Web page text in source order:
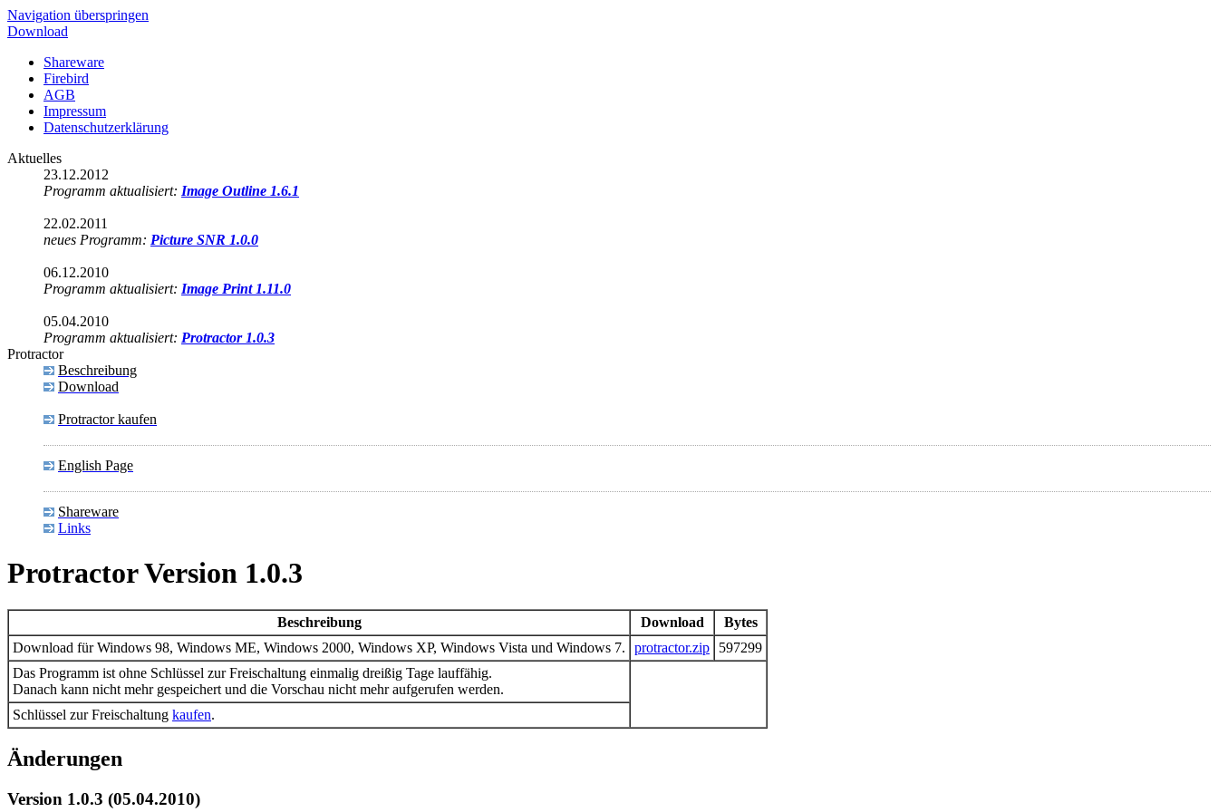
Navigation überspringen
Download
Shareware
Firebird
AGB
Impressum
Datenschutzerklärung
Aktuelles
23.12.2012
Programm aktualisiert: Image Outline 1.6.1
22.02.2011
neues Programm: Picture SNR 1.0.0
06.12.2010
Programm aktualisiert: Image Print 1.11.0
05.04.2010
Programm aktualisiert: Protractor 1.0.3
Protractor
Beschreibung
Download
Protractor kaufen
English Page
Shareware
Links
Protractor Version 1.0.3
Beschreibung Download
Bytes
Download für Windows 98, Windows ME, Windows 2000, Windows XP, Windows Vista und Windows 7.
protractor.zip
597299
Das Programm ist ohne Schlüssel zur Freischaltung einmalig dreißig Tage lauffähig.
Danach kann nicht mehr gespeichert und die Vorschau nicht mehr aufgerufen werden.
Schlüssel zur Freischaltung kaufen.
Änderungen
Version 1.0.3 (05.04.2010)